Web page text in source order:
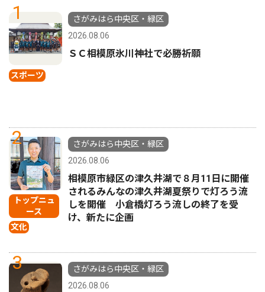
1
スポーツ
さがみはら中央区・緑区
2026.08.06
ＳＣ相模原氷川神社で必勝祈願
2
トップニュ
ース
文化
さがみはら中央区・緑区
2026.08.06
相模原市緑区の津久井湖で８月11日に開催
されるみんなの津久井湖夏祭りで灯ろう流
しを開催 小倉橋灯ろう流しの終了を受
け、新たに企画
3
さがみはら中央区・緑区
2026.08.06